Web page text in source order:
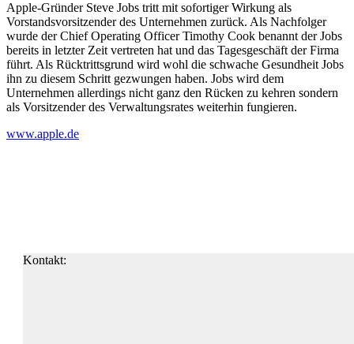
Apple-Gründer Steve Jobs tritt mit sofortiger Wirkung als
Vorstandsvorsitzender des Unternehmen zurück. Als Nachfolger
wurde der Chief Operating Officer Timothy Cook benannt der Jobs
bereits in letzter Zeit vertreten hat und das Tagesgeschäft der Firma
führt. Als Rücktrittsgrund wird wohl die schwache Gesundheit Jobs
ihn zu diesem Schritt gezwungen haben. Jobs wird dem
Unternehmen allerdings nicht ganz den Rücken zu kehren sondern
als Vorsitzender des Verwaltungsrates weiterhin fungieren.
www.apple.de
Kontakt: